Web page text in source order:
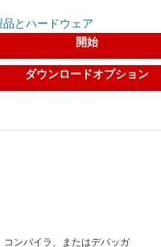
アルタイム制御機能と安全機能
動作、シングル コア
とハードウェア
開始
ダウンロードオプション
コンパイラ、またはデバッガ